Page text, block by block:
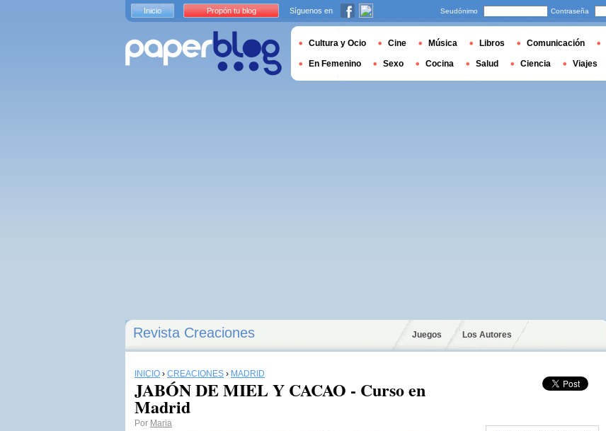
Revista Creaciones Juegos Los Autores
INICIO › CREACIONES › MADRID
JABÓN DE MIEL Y CACAO - Curso en
Madrid
Por Maria
Inicio Propón tu blog Síguenos en Seudónimo Contraseña
Cultura y Ocio Cine Música Libros Comunicación
En Femenino Sexo Cocina Salud Ciencia Viajes